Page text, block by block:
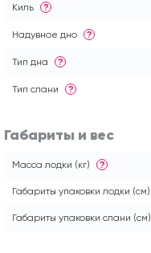
Киль ?
Надувное дно ?
Тип дна ?
Тип слани ?
Габариты и вес
Масса лодки (кг) ?
Габариты упаковки лодки (см)
Габариты упаковки слани (см)